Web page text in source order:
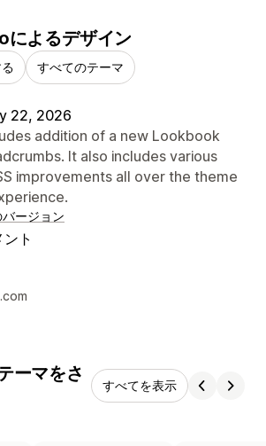
よるデザイン
すべてのテーマ
22, 2026
addition of a new Lookbook
It also includes various
improvements all over the theme
ージョン
ト
情報
ーマをさ
すべてを表示